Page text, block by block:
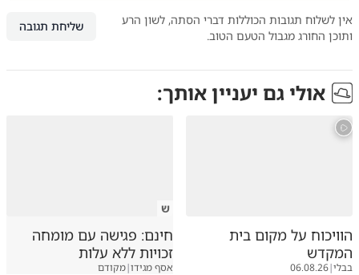
אין לשלוח תגובות הכוללות דברי הסתה, לשון הרע
ותוכן החורג מגבול הטעם הטוב.
שליחת תגובה
אולי גם יעניין אותך:
הוויכוח על מקום בית
המקדש
בבלי|
06.08.26
ש
חינם: פגישה עם מומחה
זכויות ללא עלות
אסף מגידו|מקודם